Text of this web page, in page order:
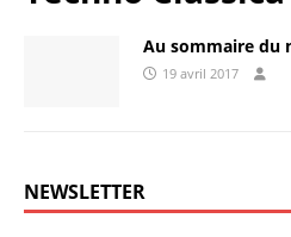
Au sommaire du
19 avril 2017
NEWSLETTER